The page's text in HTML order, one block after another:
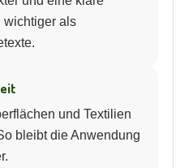
wichtiger als
und Textilien
bleibt die Anwendung